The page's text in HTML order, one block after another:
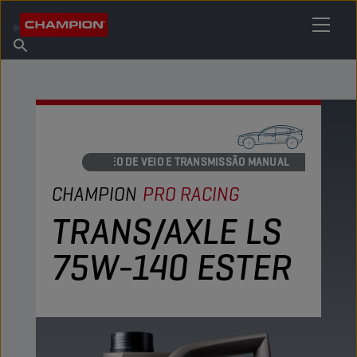
Sobre a Champion
Encontrar ponto de venda
ÓLEO DE VEIO E TRANSMISSÃO MANUAL
CHAMPION PRO RACING
TRANS/AXLE LS
75W-140 ESTER